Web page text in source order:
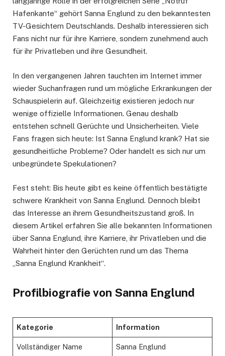
Hafenkante“ gehört Sanna Englund zu den bekanntesten
TV-Gesichtern Deutschlands. Deshalb interessieren sich
Fans nicht nur für ihre Karriere, sondern zunehmend auch
für ihr Privatleben und ihre Gesundheit.
In den vergangenen Jahren tauchten im Internet immer
wieder Suchanfragen rund um mögliche Erkrankungen der
Schauspielerin auf. Gleichzeitig existieren jedoch nur
wenige offizielle Informationen. Genau deshalb
entstehen schnell Gerüchte und Unsicherheiten. Viele
Fans fragen sich heute: Ist Sanna Englund krank? Hat sie
gesundheitliche Probleme? Oder handelt es sich nur um
unbegründete Spekulationen?
Fest steht: Bis heute gibt es keine öffentlich bestätigte
schwere Krankheit von Sanna Englund. Dennoch bleibt
das Interesse an ihrem Gesundheitszustand groß. In
diesem Artikel erfahren Sie alle bekannten Informationen
über Sanna Englund, ihre Karriere, ihr Privatleben und die
Wahrheit hinter den Gerüchten rund um das Thema
„Sanna Englund Krankheit“.
Profilbiografie von Sanna Englund
Kategorie Information
Vollständiger Name Sanna Englund